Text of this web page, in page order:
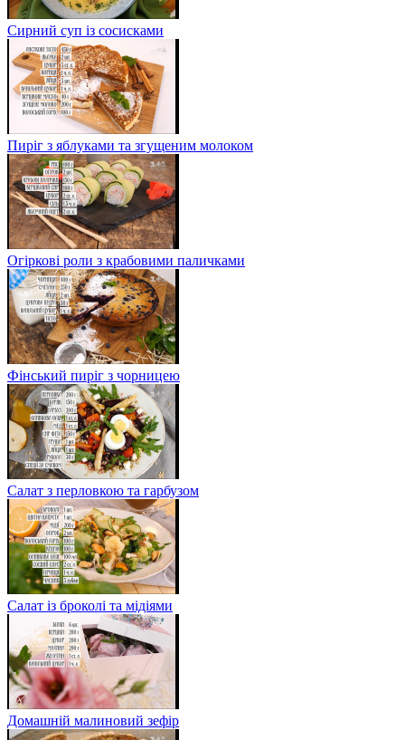
Сирний суп із сосисками
Пиріг з яблуками та згущеним молоком
Огіркові роли з крабовими паличками
Фінський пиріг з чорницею
Салат з перловкою та гарбузом
Салат із броколі та мідіями
Домашній малиновий зефір